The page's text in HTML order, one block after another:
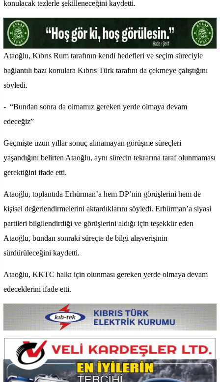
konulacak tezlerle şekilleneceğini kaydetti.
Ataoğlu, Kıbrıs Rum tarafının kendi hedefleri ve seçim süreciyle
bağlantılı bazı konulara Kıbrıs Türk tarafını da çekmeye çalıştığını
söyledi.
- “Bundan sonra da olmamız gereken yerde olmaya devam
edeceğiz”
Geçmişte uzun yıllar sonuç alınamayan görüşme süreçleri
yaşandığını belirten Ataoğlu, aynı sürecin tekrarına taraf olunmaması
gerektiğini ifade etti.
Ataoğlu, toplantıda Erhürman’a hem DP’nin görüşlerini hem de
kişisel değerlendirmelerini aktardıklarını söyledi. Erhürman’a siyasi
partileri bilgilendirdiği ve görüşlerini aldığı için teşekkür eden
Ataoğlu, bundan sonraki süreçte de bilgi alışverişinin
sürdürüleceğini kaydetti.
Ataoğlu, KKTC halkı için olunması gereken yerde olmaya devam
edeceklerini ifade etti.